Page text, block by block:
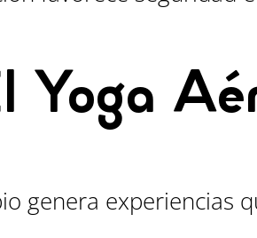
Yoga
genera experiencias